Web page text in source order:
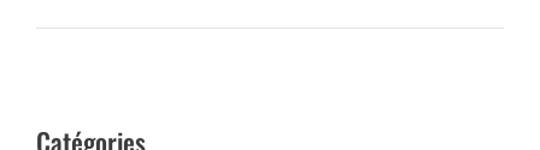
Catégories